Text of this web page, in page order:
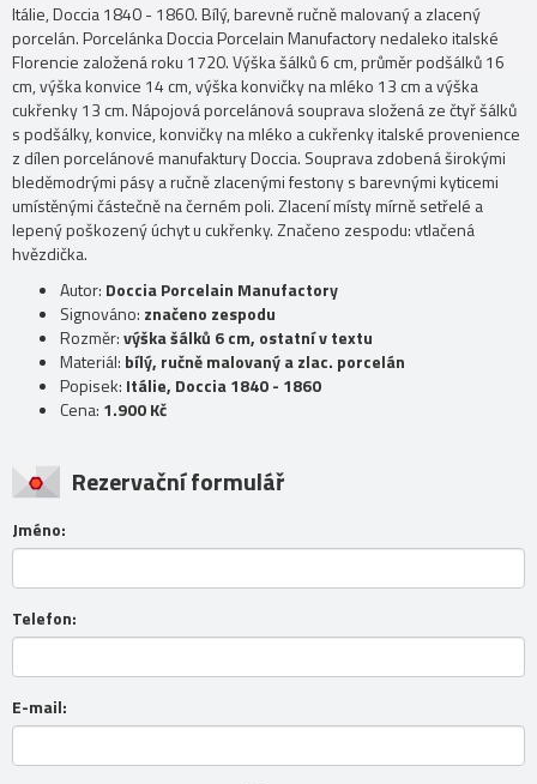
Itálie, Doccia 1840 - 1860. Bílý, barevně ručně malovaný a zlacený
porcelán. Porcelánka Doccia Porcelain Manufactory nedaleko italské
Florencie založená roku 1720. Výška šálků 6 cm, průměr podšálků 16
cm, výška konvice 14 cm, výška konvičky na mléko 13 cm a výška
cukřenky 13 cm. Nápojová porcelánová souprava složená ze čtyř šálků
s podšálky, konvice, konvičky na mléko a cukřenky italské provenience
z dílen porcelánové manufaktury Doccia. Souprava zdobená širokými
bleděmodrými pásy a ručně zlacenými festony s barevnými kyticemi
umístěnými částečně na černém poli. Zlacení místy mírně setřelé a
lepený poškozený úchyt u cukřenky. Značeno zespodu: vtlačená
hvězdička.
Autor: Doccia Porcelain Manufactory
Signováno: značeno zespodu
Rozměr:výška šálků 6 cm, ostatní v textu
Materiál: bílý, ručně malovaný a zlac. porcelán
Popisek: Itálie, Doccia 1840 - 1860
Cena: 1.900 Kč
Rezervační formulář
Jméno:
Telefon:
E-mail: